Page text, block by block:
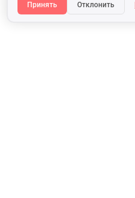
Принять
Отклонить